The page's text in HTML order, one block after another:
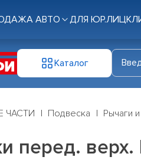
АВТО ДЛЯ ЮР.ЛИЦ
Каталог
ЧАСТИ Подвеска Рычаги
перед. верх.